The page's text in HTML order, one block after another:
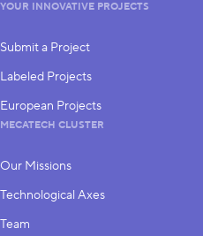
YOUR INNOVATIVE PROJECTS
Submit a Project
Labeled Projects
European Projects
MECATECH CLUSTER
Our Missions
Technological Axes
Team